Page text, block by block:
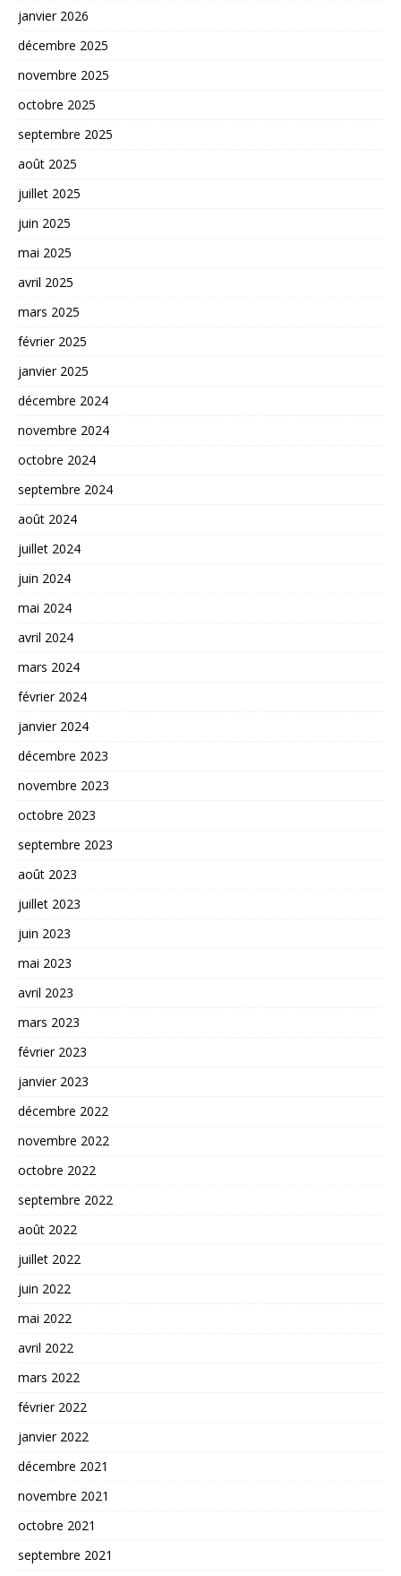
janvier 2026
décembre 2025
novembre 2025
octobre 2025
septembre 2025
août 2025
juillet 2025
juin 2025
mai 2025
avril 2025
mars 2025
février 2025
janvier 2025
décembre 2024
novembre 2024
octobre 2024
septembre 2024
août 2024
juillet 2024
juin 2024
mai 2024
avril 2024
mars 2024
février 2024
janvier 2024
décembre 2023
novembre 2023
octobre 2023
septembre 2023
août 2023
juillet 2023
juin 2023
mai 2023
avril 2023
mars 2023
février 2023
janvier 2023
décembre 2022
novembre 2022
octobre 2022
septembre 2022
août 2022
juillet 2022
juin 2022
mai 2022
avril 2022
mars 2022
février 2022
janvier 2022
décembre 2021
novembre 2021
octobre 2021
septembre 2021